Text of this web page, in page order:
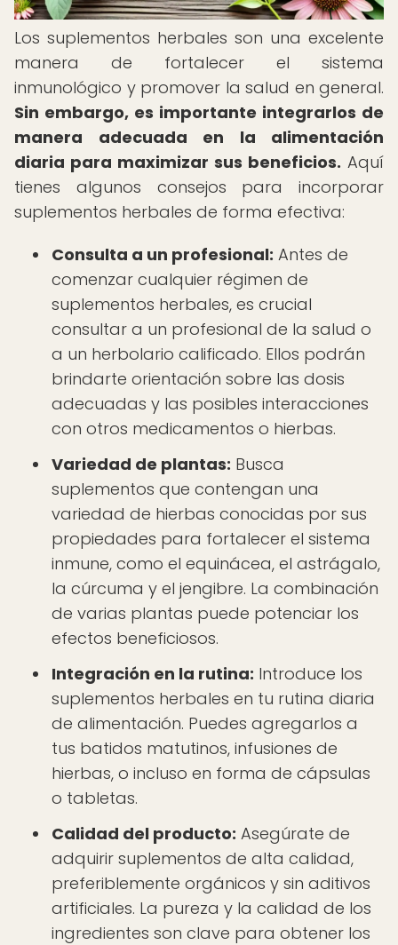
Los suplementos herbales son una excelente
manera de fortalecer el sistema
inmunológico y promover la salud en general.
Sin embargo, es importante integrarlos de
manera adecuada en la alimentación
diaria para maximizar sus beneficios. Aquí
tienes algunos consejos para incorporar
suplementos herbales de forma efectiva:
Consulta a un profesional: Antes de
comenzar cualquier régimen de
suplementos herbales, es crucial
consultar a un profesional de la salud o
a un herbolario calificado. Ellos podrán
brindarte orientación sobre las dosis
adecuadas y las posibles interacciones
con otros medicamentos o hierbas.
Variedad de plantas: Busca
suplementos que contengan una
variedad de hierbas conocidas por sus
propiedades para fortalecer el sistema
inmune, como el equinácea, el astrágalo,
la cúrcuma y el jengibre. La combinación
de varias plantas puede potenciar los
efectos beneficiosos.
Integración en la rutina: Introduce los
suplementos herbales en tu rutina diaria
de alimentación. Puedes agregarlos a
tus batidos matutinos, infusiones de
hierbas, o incluso en forma de cápsulas
o tabletas.
Calidad del producto: Asegúrate de
adquirir suplementos de alta calidad,
preferiblemente orgánicos y sin aditivos
artificiales. La pureza y la calidad de los
ingredientes son clave para obtener los